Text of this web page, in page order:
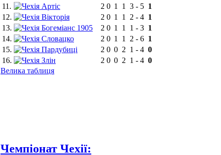
11.
Артіс 2 0 1 1 3 - 5 1
12.
Вікторія 2 0 1 1 2 - 4 1
13.
Богеміанс 1905 2 0 1 1 1 - 3 1
14.
Словацко 2 0 1 1 2 - 6 1
15.
Пардубиці 2 0 0 2 1 - 4 0
16.
Злін 2 0 0 2 1 - 4 0
Велика таблиця
Чемпіонат Чехії: